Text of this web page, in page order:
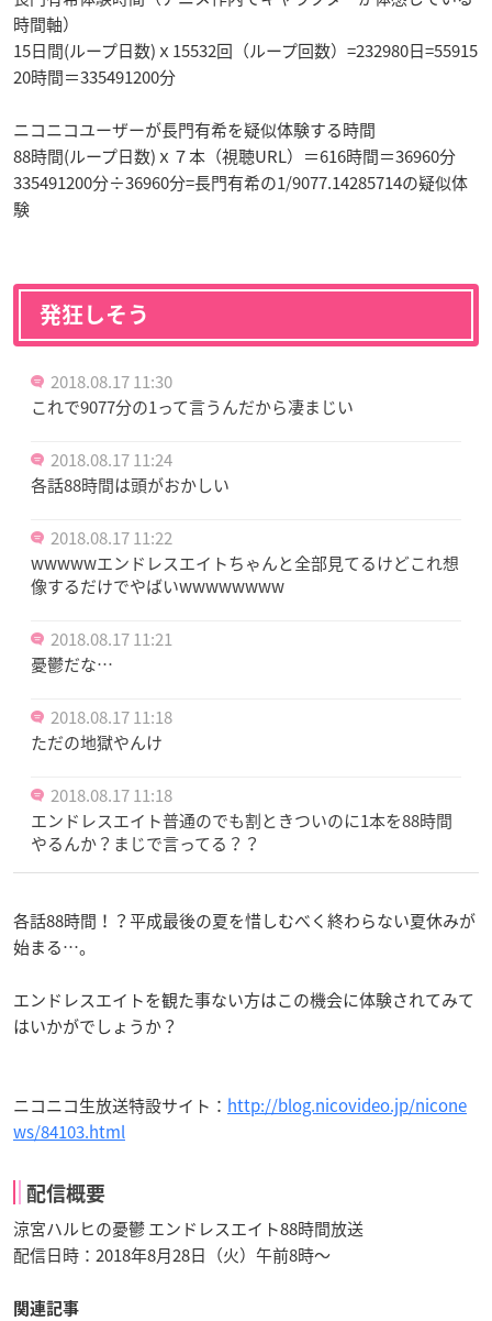
時間軸）
15日間(ループ日数)ｘ15532回（ループ回数）=232980日=55915
20時間＝335491200分
ニコニコユーザーが長門有希を疑似体験する時間
88時間(ループ日数)ｘ７本（視聴URL）＝616時間＝36960分
335491200分÷36960分=長門有希の1/9077.14285714の疑似体
験
発狂しそう
2018.08.17 11:30
これで9077分の1って言うんだから凄まじい
2018.08.17 11:24
各話88時間は頭がおかしい
2018.08.17 11:22
wwwwwエンドレスエイトちゃんと全部見てるけどこれ想
像するだけでやばいwwwwwwww
2018.08.17 11:21
憂鬱だな…
2018.08.17 11:18
ただの地獄やんけ
2018.08.17 11:18
エンドレスエイト普通のでも割ときついのに1本を88時間
やるんか？まじで言ってる？？
各話88時間！？平成最後の夏を惜しむべく終わらない夏休みが
始まる…。
エンドレスエイトを観た事ない方はこの機会に体験されてみて
はいかがでしょうか？
ニコニコ生放送特設サイト： http://blog.nicovideo.jp/nicone
ws/84103.html
配信概要
涼宮ハルヒの憂鬱 エンドレスエイト88時間放送
配信日時：2018年8月28日（火）午前8時〜
関連記事